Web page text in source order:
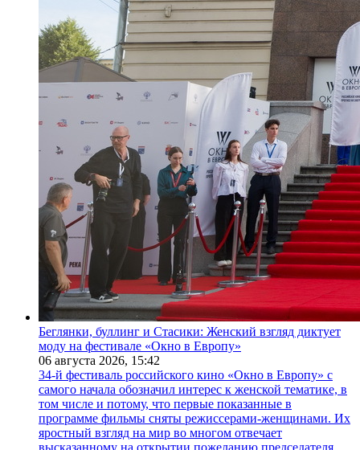
Беглянки, буллинг и Стасики: Женский взгляд диктует
моду на фестивале «Окно в Европу»
06 августа 2026, 15:42
34-й фестиваль российского кино «Окно в Европу» с
самого начала обозначил интерес к женской тематике, в
том числе и потому, что первые показанные в
программе фильмы сняты режиссерами-женщинами. Их
яростный взгляд на мир во многом отвечает